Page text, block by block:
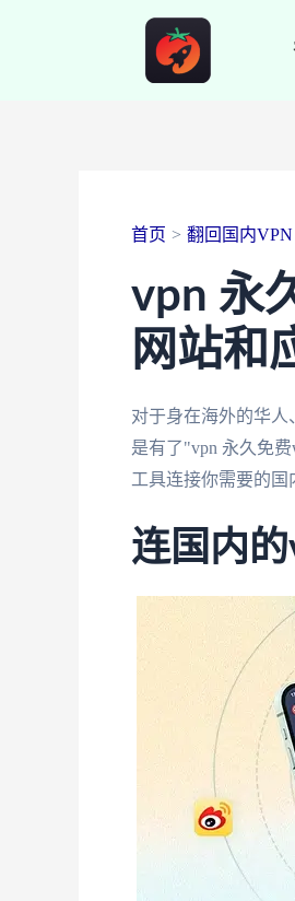
首页 翻回国内VPN
vpn 永
网站和
对于身在海外的华
是有了"vpn 永久免
工具连接你需要的国
连国内